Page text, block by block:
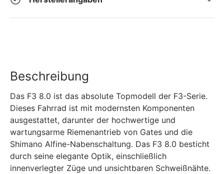
Beschreibung
Das F3 8.0 ist das absolute Topmodell der F3-Serie.
Dieses Fahrrad ist mit modernsten Komponenten
ausgestattet, darunter der hochwertige und
wartungsarme Riemenantrieb von Gates und die
Shimano Alfine-Nabenschaltung. Das F3 8.0 besticht
durch seine elegante Optik, einschließlich
innenverlegter Züge und unsichtbaren Schweißnähte.